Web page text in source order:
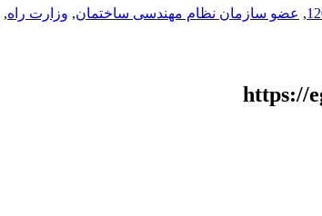
, عضو سازمان نظام مهندسی ساختمان, وزارت راه,
https://